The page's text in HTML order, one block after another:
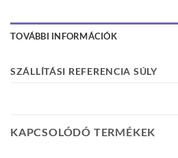
TOVÁBBI INFORMÁCIÓK
SZÁLLÍTÁSI REFERENCIA SÚLY
KAPCSOLÓDÓ TERMÉKEK